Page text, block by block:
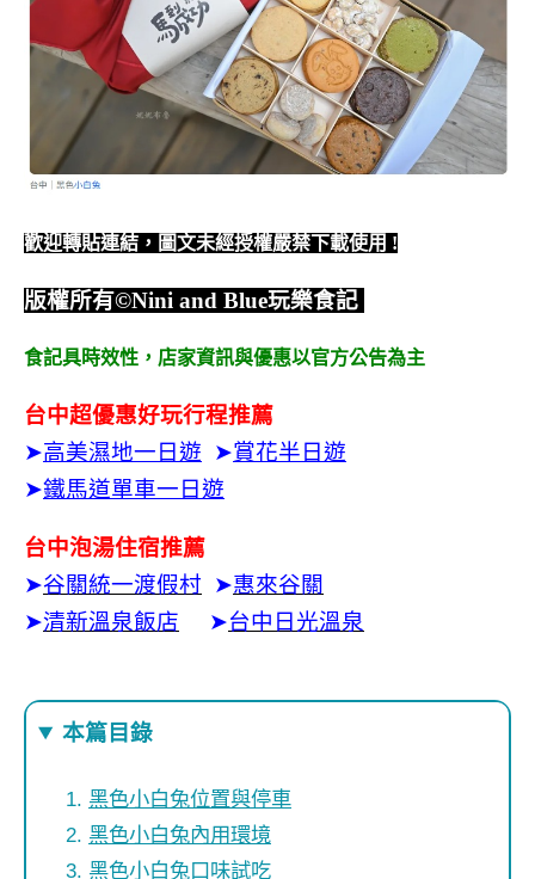
歡迎轉貼連結，圖文未經授權嚴禁下載使用 !
版權所有©Nini and Blue玩樂食記
食記具時效性， 店家資訊與優惠以官方公告為主
台中超優惠好玩行程推薦
➤高美濕地一日遊 ➤賞花半日遊
➤鐵馬道單車一日遊
台中泡湯住宿推薦
➤谷關統一渡假村 ➤惠來谷關
➤清新溫泉飯店 ➤台中日光溫泉
本篇目錄
黑色小白兔位置與停車
黑色小白兔內用環境
黑色小白兔口味試吃